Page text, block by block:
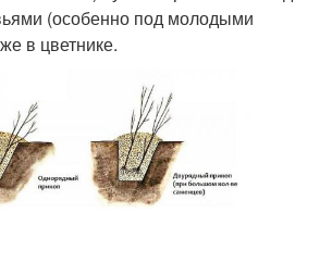
(особенно под молодыми
в цветнике.